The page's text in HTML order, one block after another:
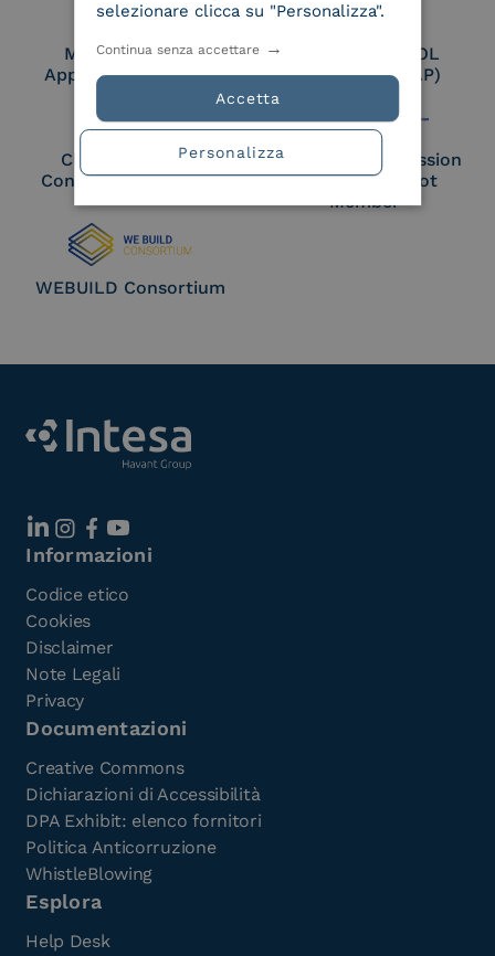
Membro Adobe
Approved Trust List
Certified PEPPOL
Access Point (AP)
Cloud Signature
Consortium Member
European Commission
Large Scale Pilot
Member
WEBUILD Consortium
Informazioni
Codice etico
Cookies
Disclaimer
Note Legali
Privacy
Documentazioni
Creative Commons
Dichiarazioni di Accessibilità
DPA Exhibit: elenco fornitori
Politica Anticorruzione
WhistleBlowing
Esplora
Help Desk
selezionare clicca su "Personalizza".
Accetta
Continua senza accettare
Personalizza